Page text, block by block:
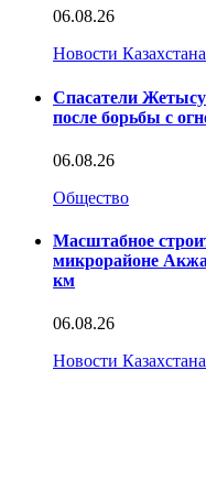
06.08.26
Новости Казахстана
Спасатели
после борьбы с
06.08.26
Общество
Масштабное
микрорайоне
км
06.08.26
Новости Казахстана